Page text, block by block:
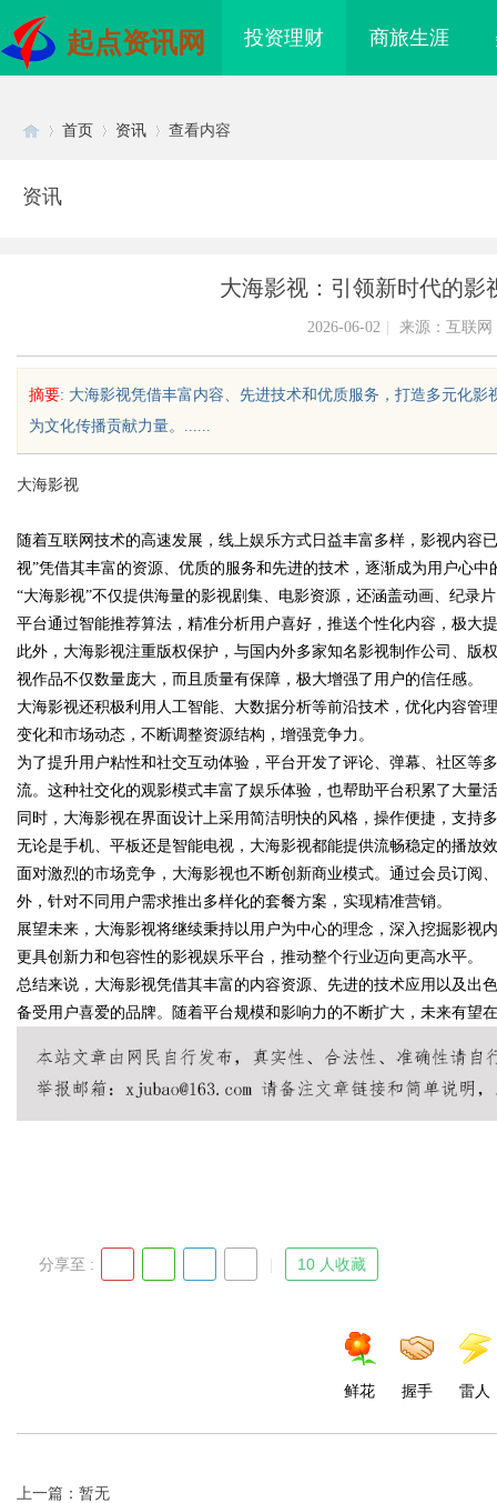
起点资讯网 投资理财 商旅生涯
uz
!
首页 资讯 查看内容
资讯
大海影视：引领新时代的影
2026-06-02 来源：互联网
摘要: 大海影视凭借丰富内容、先进技术和优质服务，打造多元化
为文化传播贡献力量。......
大海影视
随着互联网技术的高速发展，线上娱乐方式日益丰富多样，影视内容
视”凭借其丰富的资源、优质的服务和先进的技术，逐渐成为用户心中
“大海影视”不仅提供海量的影视剧集、电影资源，还涵盖动画、纪录
平台通过智能推荐算法，精准分析用户喜好，推送个性化内容，极大
此外，大海影视注重版权保护，与国内外多家知名影视制作公司、版
视作品不仅数量庞大，而且质量有保障，极大增强了用户的信任感。
大海影视还积极利用人工智能、大数据分析等前沿技术，优化内容管
变化和市场动态，不断调整资源结构，增强竞争力。
为了提升用户粘性和社交互动体验，平台开发了评论、弹幕、社区等
流。这种社交化的观影模式丰富了娱乐体验，也帮助平台积累了大量
同时，大海影视在界面设计上采用简洁明快的风格，操作便捷，支
无论是手机、平板还是智能电视，大海影视都能提供流畅稳定的播放
面对激烈的市场竞争，大海影视也不断创新商业模式。通过会员订阅
外，针对不同用户需求推出多样化的套餐方案，实现精准营销。
展望未来，大海影视将继续秉持以用户为中心的理念，深入挖掘影视
更具创新力和包容性的影视娱乐平台，推动整个行业迈向更高水平。
总结来说，大海影视凭借其丰富的内容资源、先进的技术应用以及出
备受用户喜爱的品牌。随着平台规模和影响力的不断扩大，未来有望
分享至 : 10 人收藏
鲜花 握手 雷人
上一篇：暂无
？虫草品牌哪个性
牌哪个用户评价高？
草硬核实力
焊锡条、6337锡条，巨一，焊锡
铅焊锡球